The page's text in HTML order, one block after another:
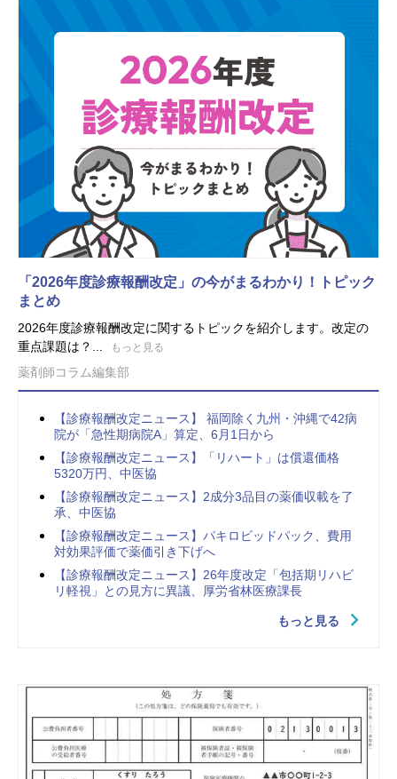
「2026年度診療報酬改定」の今がまるわかり！トピック
まとめ
2026年度診療報酬改定に関するトピックを紹介します。改定の
重点課題は？...
もっと見る
薬剤師コラム編集部
【診療報酬改定ニュース】 福岡除く九州・沖縄で42病
院が「急性期病院A」算定、6月1日から
【診療報酬改定ニュース】「リハート」は償還価格
5320万円、中医協
【診療報酬改定ニュース】2成分3品目の薬価収載を了
承、中医協
【診療報酬改定ニュース】パキロビッドパック、費用
対効果評価で薬価引き下げへ
【診療報酬改定ニュース】26年度改定「包括期リハビ
リ軽視」との見方に異議、厚労省林医療課長
もっと見る